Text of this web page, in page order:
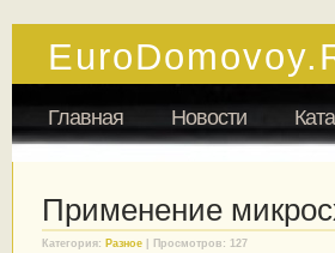
Главная Новости
Применение
Категория: Разное | Просмотров: 127